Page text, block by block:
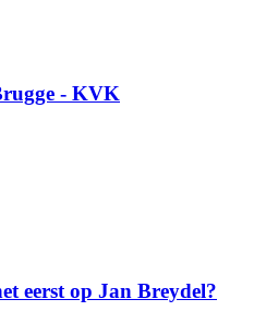
- KVK
eerst op Jan Breydel?